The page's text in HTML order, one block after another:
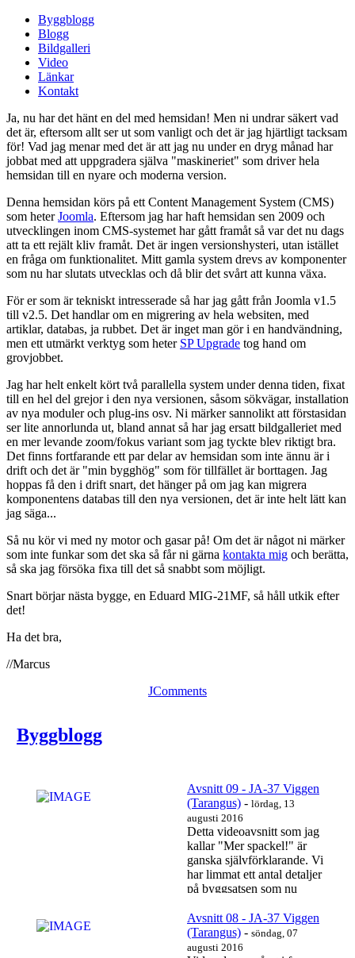
Byggblogg
Blogg
Bildgalleri
Video
Länkar
Kontakt
Ja, nu har det hänt en del med hemsidan! Men ni undrar säkert vad
det är, eftersom allt ser ut som vanligt och det är jag hjärtligt tacksam
för! Vad jag menar med det är att jag nu under en dryg månad har
jobbat med att uppgradera själva "maskineriet" som driver hela
hemsidan till en nyare och moderna version.
Denna hemsidan körs på ett Content Management System (CMS)
som heterJoomla. Eftersom jag har haft hemsidan sen 2009 och
utvecklingen inom CMS-systemet har gått framåt så var det nu dags
att ta ett rejält kliv framåt. Det är ingen versionshysteri, utan istället
en fråga om funktionalitet. Mitt gamla system drevs av komponenter
som nu har slutats utvecklas och då blir det svårt att kunna växa.
För er som är tekniskt intresserade så har jag gått från Joomla v1.5
till v2.5. Det handlar om en migrering av hela websiten, med
artiklar, databas, ja rubbet. Det är inget man gör i en handvändning,
men ett utmärkt verktyg som heter SP Upgrade tog hand om
grovjobbet.
Jag har helt enkelt kört två parallella system under denna tiden, fixat
till en hel del grejor i den nya versionen, såsom sökvägar, installation
av nya moduler och plug-ins osv. Ni märker sannolikt att förstasidan
ser lite annorlunda ut, bland annat så har jag ersatt bildgalleriet med
en mer levande zoom/fokus variant som jag tyckte blev riktigt bra.
Det finns fortfarande ett par delar av hemsidan som inte ännu är i
drift och det är "min bygghög" som för tillfället är borttagen. Jag
hoppas få den i drift snart, det hänger på om jag kan migrera
komponentens databas till den nya versionen, det är inte helt lätt kan
jag säga...
Så nu kör vi med ny motor och gasar på! Om det är något ni märker
som inte funkar som det ska så får ni gärna kontakta mig och berätta,
så ska jag försöka fixa till det så snabbt som möjligt.
Snart börjar nästa bygge, en Eduard MIG-21MF, så håll utkik efter
det!
Ha det bra,
//Marcus
JComments
Byggblogg
Avsnitt 09 - JA-37 Viggen
(Tarangus) - lördag, 13
augusti 2016
Detta videoavsnitt som jag
kallar "Mer spackel!" är
ganska självförklarande. Vi
har limmat ett antal detaljer
på byggsatsen som nu
Läs mer…
Avsnitt 08 - JA-37 Viggen
(Tarangus) - söndag, 07
augusti 2016